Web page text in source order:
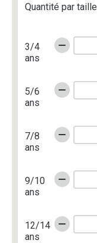
Quantité par taille
3/4
ans
5/6
ans
7/8
ans
9/10
ans
12/14
ans